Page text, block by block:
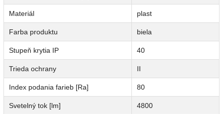
Materiál plast
Farba produktu biela
Stupeň krytia IP 40
Trieda ochrany II
Index podania farieb [Ra] 80
Svetelný tok [lm] 4800